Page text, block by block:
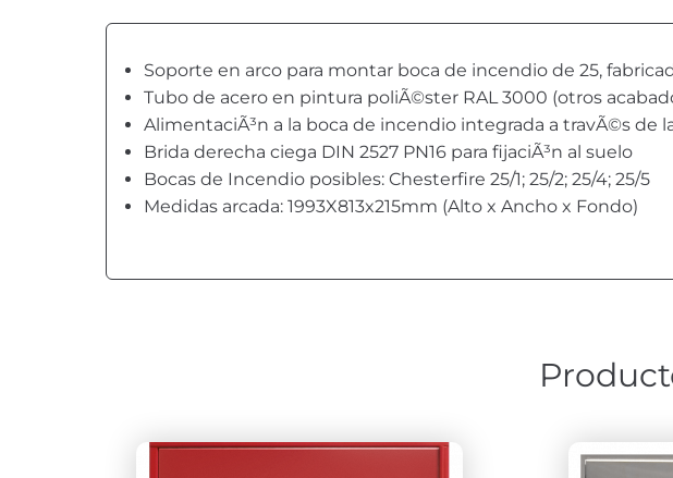
Soporte en arco para montar boca de incendio de 25,
Tubo de acero en pintura poliÃ©ster RAL 3000 (otros
AlimentaciÃ³n a la boca de incendio integrada a travÃ©s de
Brida derecha ciega DIN 2527 PN16 para fijaciÃ³n al suelo
Bocas de Incendio posibles: Chesterfire 25/1; 25/2; 25/4; 25/5
Medidas arcada: 1993X813x215mm (Alto x Ancho x Fondo)